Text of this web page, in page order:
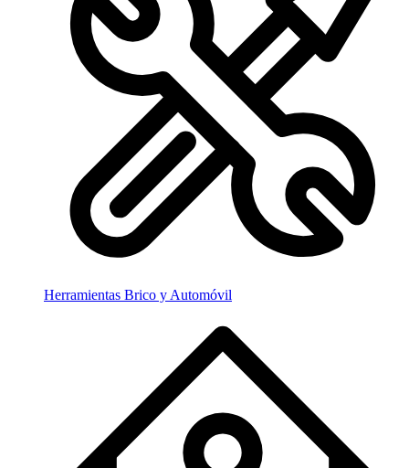
Herramientas Brico y Automóvil